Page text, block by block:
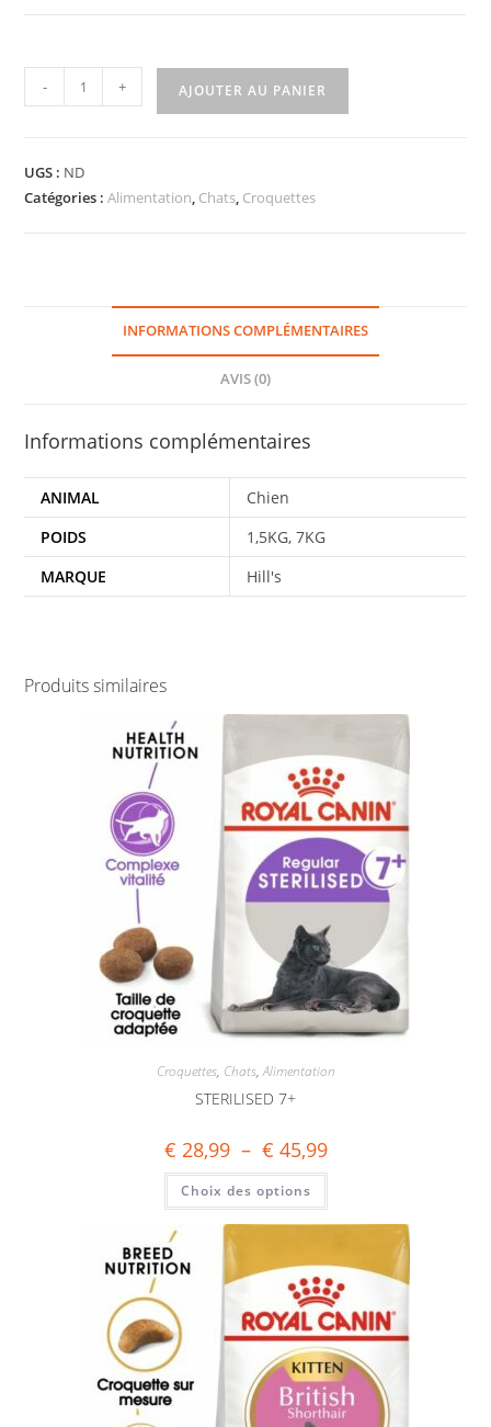
- + AJOUTER AU PANIER
UGS : ND
Catégories :Alimentation, Chats, Croquettes
INFORMATIONS COMPLÉMENTAIRES
AVIS (0)
Informations complémentaires
ANIMAL
Chien
POIDS
1,5KG, 7KG
MARQUE
Hill's
Produits similaires
Croquettes, Chats,Alimentation
STERILISED 7+
€ 28,99 – € 45,99
Choix des options